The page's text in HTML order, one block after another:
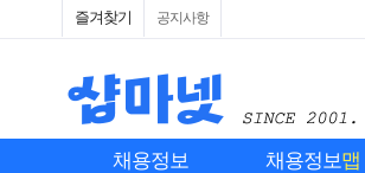
즐겨찾기 공지사항
채용정보 채용정보맵